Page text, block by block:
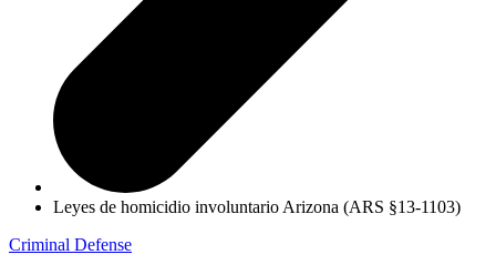
Leyes de homicidio involuntario Arizona (ARS §13-1103)
Criminal Defense